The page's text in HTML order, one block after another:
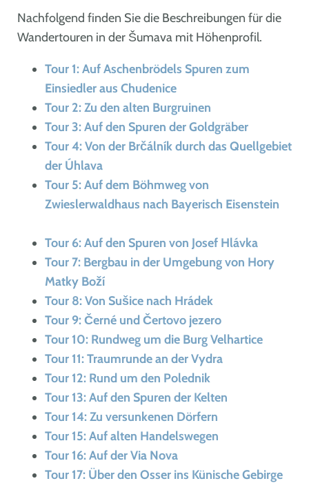
Nachfolgend finden Sie die Beschreibungen für die
Wandertouren in der Šumava mit Höhenprofil.
Tour 1: Auf Aschenbrödels Spuren zum
Einsiedler aus Chudenice
Tour 2: Zu den alten Burgruinen
Tour 3: Auf den Spuren der Goldgräber
Tour 4: Von der Brčálník durch das Quellgebiet
der Úhlava
Tour 5: Auf dem Böhmweg von
Zwieslerwaldhaus nach Bayerisch Eisenstein
Tour 6: Auf den Spuren von Josef Hlávka
Tour 7: Bergbau in der Umgebung von Hory
Matky Boží
Tour 8: Von Sušice nach Hrádek
Tour 9: Černé und Čertovo jezero
Tour 10: Rundweg um die Burg Velhartice
Tour 11: Traumrunde an der Vydra
Tour 12: Rund um den Polednik
Tour 13: Auf den Spuren der Kelten
Tour 14: Zu versunkenen Dörfern
Tour 15: Auf alten Handelswegen
Tour 16: Auf der Via Nova
Tour 17: Über den Osser ins Künische Gebirge